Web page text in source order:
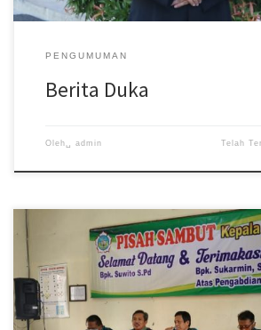
PENGUMUMAN
Berita Duka
Oleh␣ admin Telah
SMP Negeri 4 Tegal mulai tanggal 18 Juli 2020
Sekolah baru yaitu Bapak Suwito, S.Pd yang